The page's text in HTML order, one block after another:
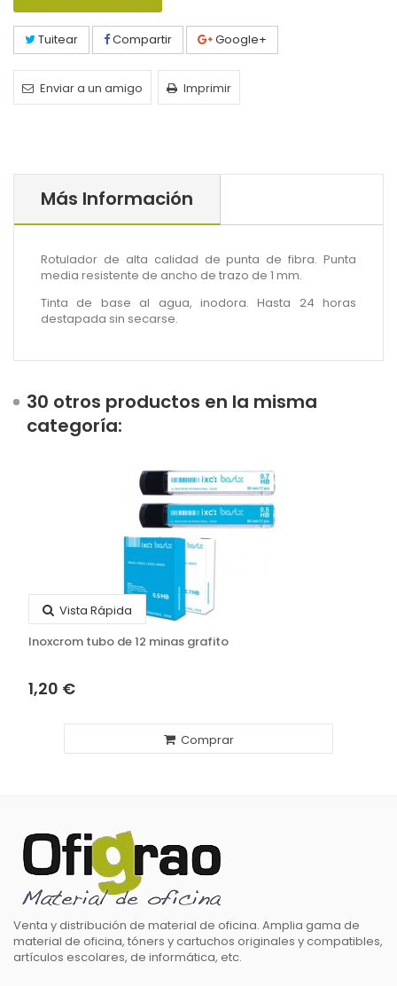
Tuitear Compartir Google+
Enviar a un amigo Imprimir
Más Información
Rotulador de alta calidad de punta de fibra. Punta
media resistente de ancho de trazo de 1 mm.
Tinta de base al agua, inodora.Hasta 24 horas
destapada sin secarse.
30 otros productos en la misma
categoría:
Vista Rápida
Inoxcrom tubo de 12 minas grafito
1,20 €
Comprar
Venta y distribución de material de oficina. Amplia gama de
material de oficina, tóners y cartuchos originales y compatibles,
artículos escolares, de informática, etc.